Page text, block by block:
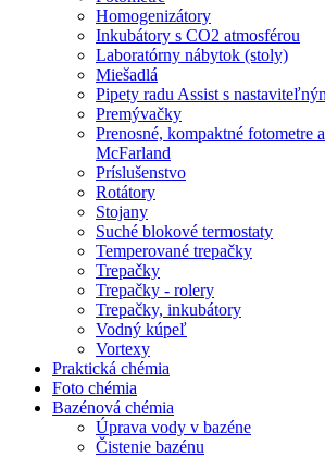
Homogenizátory
Inkubátory s CO2 atmosférou
Laboratórny nábytok (stoly)
Miešadlá
Pipety radu Assist s
Premývačky
Prenosné, kompaktné fotometre
McFarland
Príslušenstvo
Rotátory
Stojany
Suché blokové termostaty
Temperované trepačky
Trepačky
Trepačky - rolery
Trepačky, inkubátory
Vodný kúpeľ
Vortexy
Praktická chémia
Foto chémia
Bazénová chémia
Úprava vody v bazéne
Čistenie bazénu